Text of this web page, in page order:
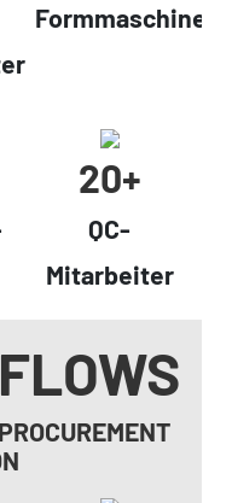
Formmaschinen
20+
QC-
Mitarbeiter